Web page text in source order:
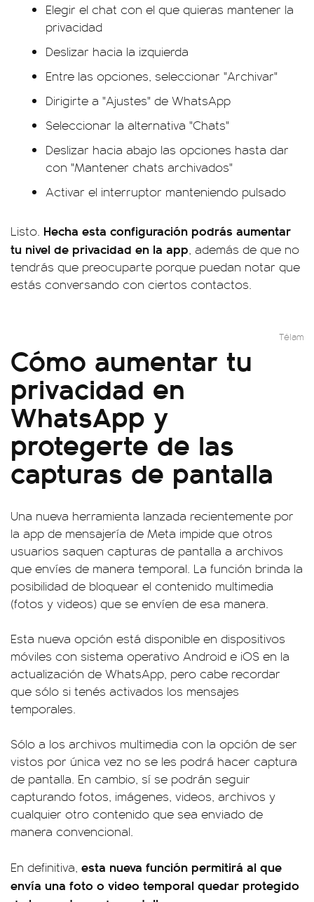
Elegir el chat con el que quieras mantener la
privacidad
Deslizar hacia la izquierda
Entre las opciones, seleccionar "Archivar"
Dirigirte a "Ajustes" de WhatsApp
Seleccionar la alternativa "Chats"
Deslizar hacia abajo las opciones hasta dar
con "Mantener chats archivados"
Activar el interruptor manteniendo pulsado
Listo. Hecha esta configuración podrás aumentar
tu nivel de privacidad en la app, además de que no
tendrás que preocuparte porque puedan notar que
estás conversando con ciertos contactos.
Télam
Cómo aumentar tu
privacidad en
WhatsApp y
protegerte de las
capturas de pantalla
Una nueva herramienta lanzada recientemente por
la app de mensajería de Meta impide que otros
usuarios saquen capturas de pantalla a archivos
que envíes de manera temporal. La función brinda la
posibilidad de bloquear el contenido multimedia
(fotos y videos) que se envíen de esa manera.
Esta nueva opción está disponible en dispositivos
móviles con sistema operativo Android e iOS en la
actualización de WhatsApp, pero cabe recordar
que sólo si tenés activados los mensajes
temporales.
Sólo a los archivos multimedia con la opción de ser
vistos por única vez no se les podrá hacer captura
de pantalla. En cambio, sí se podrán seguir
capturando fotos, imágenes, videos, archivos y
cualquier otro contenido que sea enviado de
manera convencional.
En definitiva, esta nueva función permitirá al que
envía una foto o video temporal quedar protegido